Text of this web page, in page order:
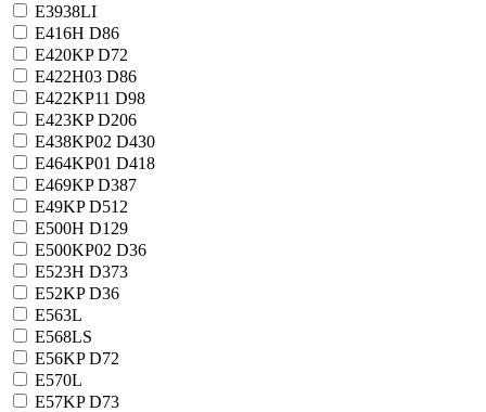
E3938LI
E416H D86
E420KP D72
E422H03 D86
E422KP11 D98
E423KP D206
E438KP02 D430
E464KP01 D418
E469KP D387
E49KP D512
E500H D129
E500KP02 D36
E523H D373
E52KP D36
E563L
E568LS
E56KP D72
E570L
E57KP D73